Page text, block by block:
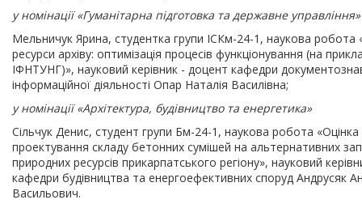
у номінації «Гуманітарна підготовка та державне управління»
Мельничук Ярина, студентка групи ІСКм-24-1, наукова робота
ресурси архіву: оптимізація процесів функціонування (на
ІФНТУНГ)», науковий керівник - доцент кафедри
інформаційної діяльності Опар Наталія Василівна;
у номінації «Архітектура, будівництво та енергетика»
Сільчук Денис, студент групи Бм-24-1, наукова робота
проектування складу бетонних сумішей на альтернативних
природних ресурсів прикарпатського регіону», науковий
кафедри будівництва та енергоефективних споруд Андрусяк
Васильович.